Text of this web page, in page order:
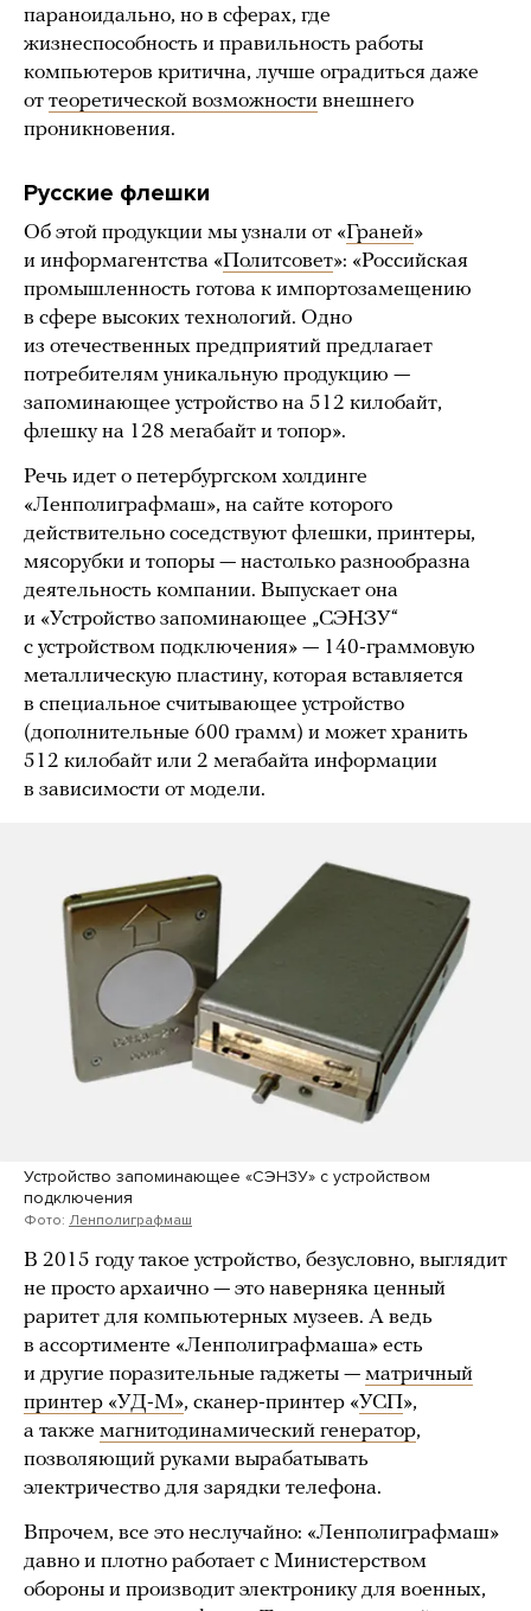
параноидально, но в сферах, где
жизнеспособность и правильность работы
компьютеров критична, лучше оградиться даже
от теоретической возможности внешнего
проникновения.
Русские флешки
Об этой продукции мы узнали от «Граней»
и информагентства «Политсовет»: «Российская
промышленность готова к импортозамещению
в сфере высоких технологий. Одно
из отечественных предприятий предлагает
потребителям уникальную продукцию —
запоминающее устройство на 512 килобайт,
флешку на 128 мегабайт и топор».
Речь идет о петербургском холдинге
«Ленполиграфмаш», на сайте которого
действительно соседствуют флешки, принтеры,
мясорубки и топоры — настолько разнообразна
деятельность компании. Выпускает она
и «Устройство запоминающее „СЭНЗУ“
с устройством подключения» — 140-граммовую
металлическую пластину, которая вставляется
в специальное считывающее устройство
(дополнительные 600 грамм) и может хранить
512 килобайт или 2 мегабайта информации
в зависимости от модели.
Устройство запоминающее «СЭНЗУ» с устройством
подключения
Фото: Ленполиграфмаш
В 2015 году такое устройство, безусловно, выглядит
не просто архаично — это наверняка ценный
раритет для компьютерных музеев. А ведь
в ассортименте «Ленполиграфмаша» есть
и другие поразительные гаджеты — матричный
принтер «УД-М», сканер-принтер «УСП»,
а также магнитодинамический генератор,
позволяющий руками вырабатывать
электричество для зарядки телефона.
Впрочем, все это неслучайно: «Ленполиграфмаш»
давно и плотно работает с Министерством
обороны и производит электронику для военных,